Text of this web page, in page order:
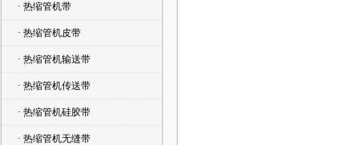
· 热缩管机带
· 热缩管机皮带
· 热缩管机输送带
· 热缩管机传送带
· 热缩管机硅胶带
· 热缩管机无缝带